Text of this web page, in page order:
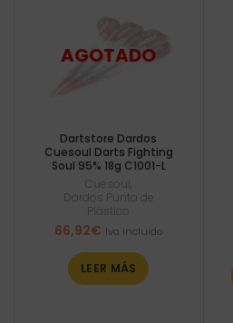
Dartstore Dardos
Cuesoul Darts Fighting
Soul 95% 18g C1001-L
Cuesoul
Dardos Punta de
Plástico
66,92€ Iva incluido
LEER MÁS